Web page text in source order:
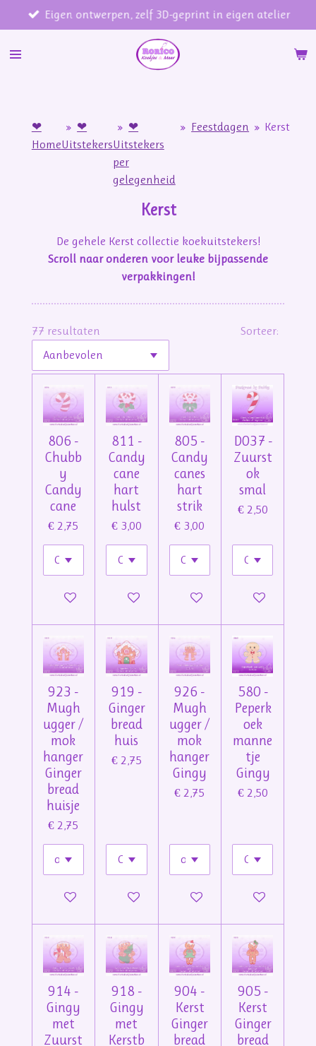
direct
naar
Eigen ontwerpen, zelf 3D-geprint in eigen atelier
❤
Home
» ❤
Uitstekers
» ❤
Uitstekers
per
gelegenheid
» Feestdagen » Kerst
Kerst
De gehele Kerst collectie koekuitstekers!
Scroll naar onderen voor leuke bijpassende
verpakkingen!
77 resultaten Sorteer:
806 -
Chubb
y
Candy
cane
€ 2,75
In winkelwagen
811 -
Candy
cane
hart
hulst
€ 3,00
In winkelwagen
805 -
Candy
canes
hart
strik
€ 3,00
In winkelwagen
D037 -
Zuurst
ok
smal
€ 2,50
In winkelwagen
923 -
Mugh
ugger /
mok
hanger
Ginger
bread
huisje
€ 2,75
In winkelwagen
919 -
Ginger
bread
huis
€ 2,75
In winkelwagen
926 -
Mugh
ugger /
mok
hanger
Gingy
€ 2,75
In winkelwagen
580 -
Peperk
oek
manne
tje
Gingy
€ 2,50
In winkelwagen
914 -
Gingy
met
Zuurst
918 -
Gingy
met
Kerstb
904 -
Kerst
Ginger
bread
905 -
Kerst
Ginger
bread